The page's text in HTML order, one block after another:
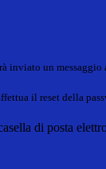
inviato un
il reset della
di posta